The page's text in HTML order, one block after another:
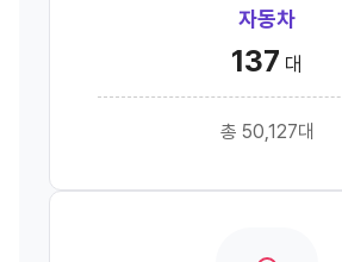
자동차
137 대
총 50,127대